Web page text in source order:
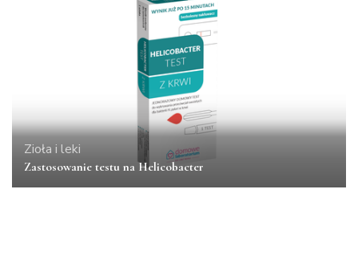
Zioła i leki
Zastosowanie testu na Helicobacter